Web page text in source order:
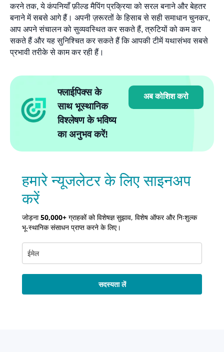
करने तक, ये कंपनियाँ फ़ील्ड मैपिंग प्रक्रिया को सरल बनाने और बेहतर
बनाने में सबसे आगे हैं। अपनी ज़रूरतों के हिसाब से सही समाधान चुनकर,
आप अपने संचालन को सुव्यवस्थित कर सकते हैं, त्रुटियों को कम कर
सकते हैं और यह सुनिश्चित कर सकते हैं कि आपकी टीमें यथासंभव सबसे
प्रभावी तरीके से काम कर रही हैं।
फ्लाईपिक्स के
साथ भूस्थानिक
विश्लेषण के भविष्य
का अनुभव करें!
अब कोशिश करो
हमारे न्यूजलेटर के लिए साइनअप
करें
जोड़ना50,000+ ग्राहकों को विशेषज्ञ सुझाव, विशेष ऑफर और निःशुल्क
भू-स्थानिक संसाधन प्राप्त करने के लिए।
सदस्यता लें